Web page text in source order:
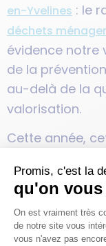
en-Yvelines : le
déchets
évidence notre
de la
au-delà de la
valorisation.
Cette année,
travers de
premier, le
conception de
Déchets
démarrage